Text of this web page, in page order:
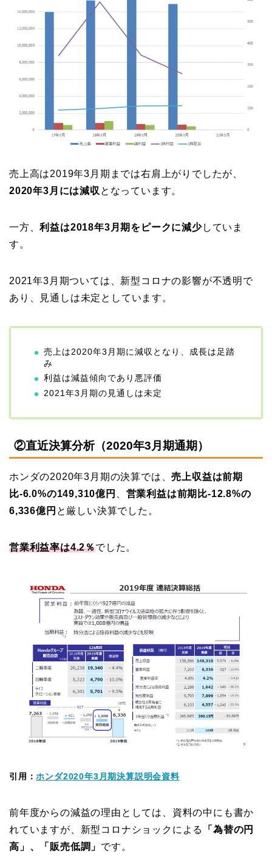
売上高は2019年3月期までは右肩上がりでしたが、
2020年3月には減収 となっています。
一方、利益は2018年3月期をピークに減少していま
す。
2021年3月期ついては、新型コロナの影響が不透明で
あり、見通しは未定としています。
売上は2020年3月期に減収となり、成長は足踏
み
利益は減益傾向であり悪評価
2021年3月期の見通しは未定
②直近決算分析（2020年3月期通期）
ホンダの2020年3月期の決算では、売上収益は前期
比-6.0%の149,310億円
営業利益は前期比-12.8%の
6,336億円 と厳しい決算でした。
営業利益率は4.2％でした。
引用：ホンダ2020年3月期決算説明会資料
前年度からの減益の理由としては、資料の中にも書か
れていますが、新型コロナショックによる
「為替の円
高」、「販売低調」 です。